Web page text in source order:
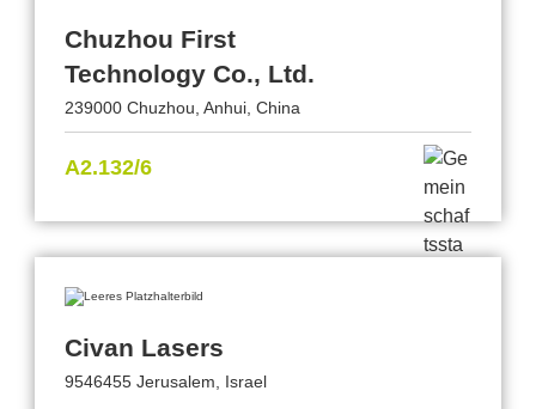
Chuzhou First
Technology Co., Ltd.
239000 Chuzhou, Anhui, China
A2.132/6
Civan Lasers
9546455 Jerusalem, Israel